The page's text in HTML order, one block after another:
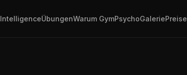
ÜbungenWarum GymPsychoGaleriePreise